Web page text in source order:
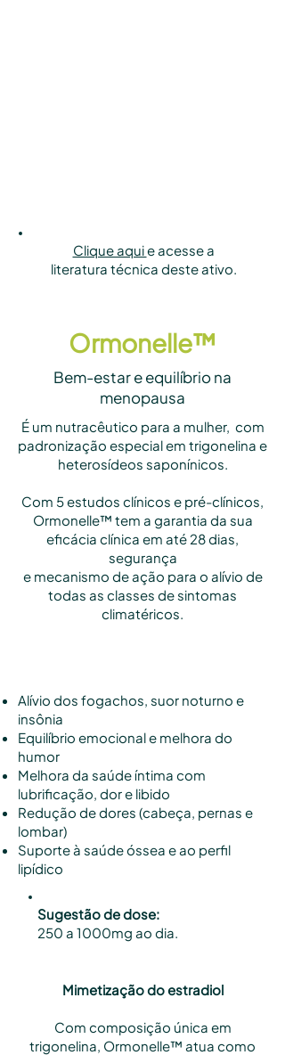
Clique aquie acesse a
literatura técnica deste ativo.
Ormonelle™
Bem-estar e equilíbrio na
menopausa
É um nutracêutico para a mulher, com
padronização especial em trigonelina e
heterosídeos saponínicos.
Com 5 estudos clínicos e pré-clínicos,
Ormonelle™ tem a garantia da sua
eficácia clínica em até 28 dias,
segurança
e mecanismo de ação para o alívio de
todas as classes de sintomas
climatéricos.
Alívio dos fogachos, suor noturno e
insônia
Equilíbrio emocional e melhora do
humor
Melhora da saúde íntima com
lubrificação, dor e libido
Redução de dores (cabeça, pernas e
lombar)
Suporte à saúde óssea e ao perfil
lipídico
Sugestão de dose:
250 a 1000mg ao dia.
Mimetização do estradiol
Com composição única em
trigonelina, Ormonelle™ atua como